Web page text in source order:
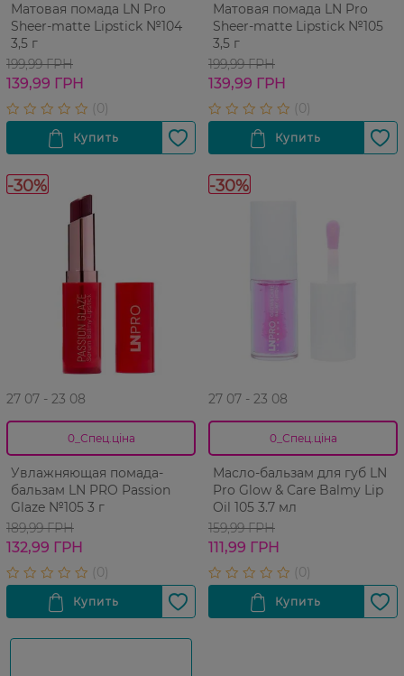
Матовая помада LN Pro
Sheer-matte Lipstick №104
3,5 г
199,99 ГРН
139,99 ГРН
Матовая помада LN Pro
Sheer-matte Lipstick №105
3,5 г
199,99 ГРН
139,99 ГРН
-30%
27 07 - 23 08
0_Спец.ціна
Увлажняющая помада-
бальзам LN PRO Passion
Glaze №105 3 г
189,99 ГРН
132,99 ГРН
-30%
27 07 - 23 08
0_Спец.ціна
Масло-бальзам для губ LN
Pro Glow & Care Balmy Lip
Oil 105 3.7 мл
159,99 ГРН
111,99 ГРН